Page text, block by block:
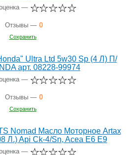
—
Отзывы — 0
Сохранить
Ultra Ltd 5w30 Sp (4 Л) П/
арт. 08228-99974
—
Отзывы — 0
Сохранить
Nomad Масло Моторное Artax
Л.) Api Ck-4/Sn, Acea E6 E9
—